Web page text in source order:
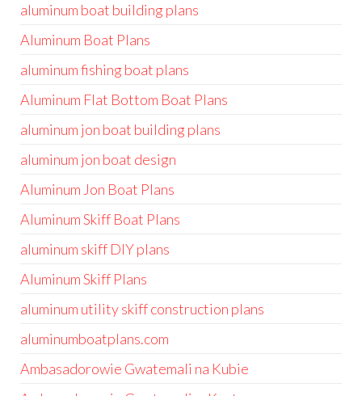
aluminum boat building plans
Aluminum Boat Plans
aluminum fishing boat plans
Aluminum Flat Bottom Boat Plans
aluminum jon boat building plans
aluminum jon boat design
Aluminum Jon Boat Plans
Aluminum Skiff Boat Plans
aluminum skiff DIY plans
Aluminum Skiff Plans
aluminum utility skiff construction plans
aluminumboatplans.com
Ambasadorowie Gwatemali na Kubie